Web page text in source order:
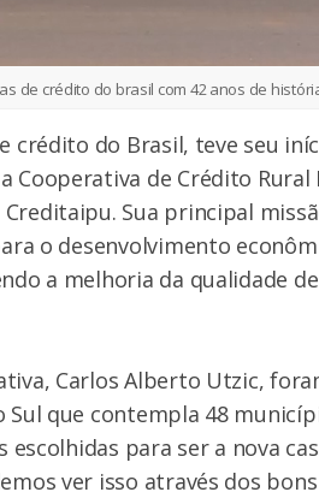
de crédito do brasil com 42 anos de
crédito do Brasil, teve seu
Cooperativa de Crédito
Sua principal
o desenvolvimento
a melhoria da qualidade
Carlos Alberto Utzic,
Sul que contempla 48
para ser a nova
ver isso através dos